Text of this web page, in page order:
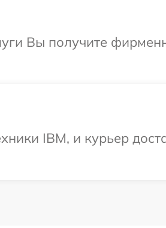
Вы получите
IBM, и курьер